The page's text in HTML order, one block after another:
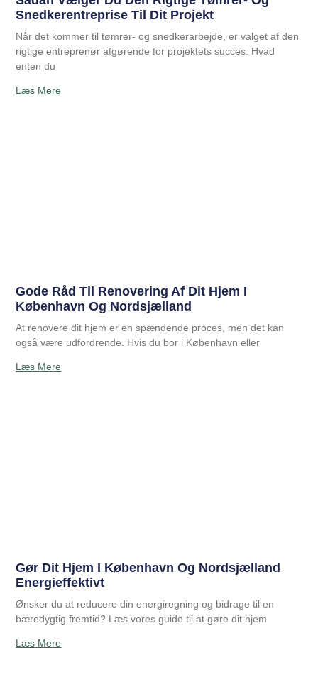
Snedkerentreprise Til Dit Projekt
Når det kommer til tømrer- og snedkerarbejde, er valget af den
rigtige entreprenør afgørende for projektets succes. Hvad
enten du
Læs Mere
Gode Råd Til Renovering Af Dit Hjem I
København Og Nordsjælland
At renovere dit hjem er en spændende proces, men det kan
også være udfordrende. Hvis du bor i København eller
Læs Mere
Gør Dit Hjem I København Og Nordsjælland
Energieffektivt
Ønsker du at reducere din energiregning og bidrage til en
bæredygtig fremtid? Læs vores guide til at gøre dit hjem
Læs Mere